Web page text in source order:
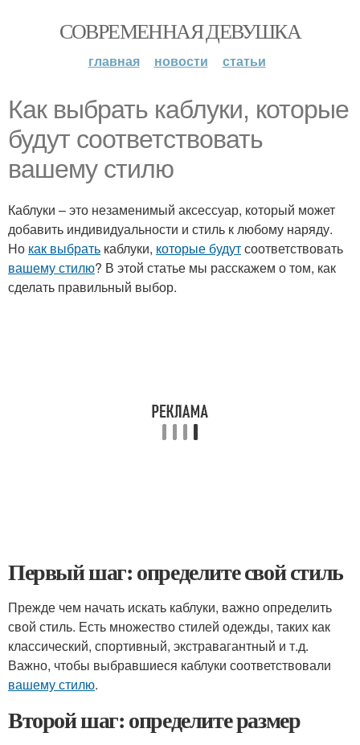
СОВРЕМЕННАЯ ДЕВУШКА
главная новости статьи
Как выбрать каблуки, которые
будут соответствовать
вашему стилю
Каблуки – это незаменимый аксессуар, который может
добавить индивидуальности и стиль к любому наряду.
Но как выбрать каблуки, которые будутсоответствовать
вашему стилю? В этой статье мы расскажем о том, как
сделать правильный выбор.
Первый шаг: определите свой стиль
Прежде чем начать искать каблуки, важно определить
свой стиль. Есть множество стилей одежды, таких как
классический, спортивный, экстравагантный и т.д.
Важно, чтобы выбравшиеся каблуки соответствовали
вашему стилю.
Второй шаг: определите размер